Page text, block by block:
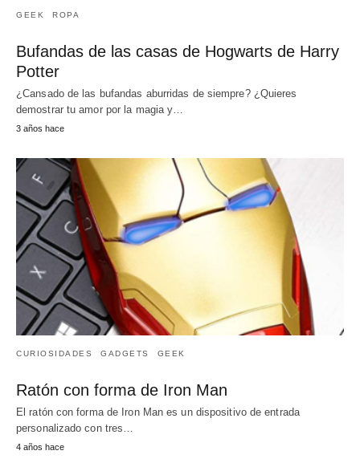
GEEK ROPA
Bufandas de las casas de Hogwarts de Harry
Potter
¿Cansado de las bufandas aburridas de siempre? ¿Quieres
demostrar tu amor por la magia y…
3 años hace
CURIOSIDADES GADGETS GEEK
Ratón con forma de Iron Man
El ratón con forma de Iron Man es un dispositivo de entrada
personalizado con tres…
4 años hace